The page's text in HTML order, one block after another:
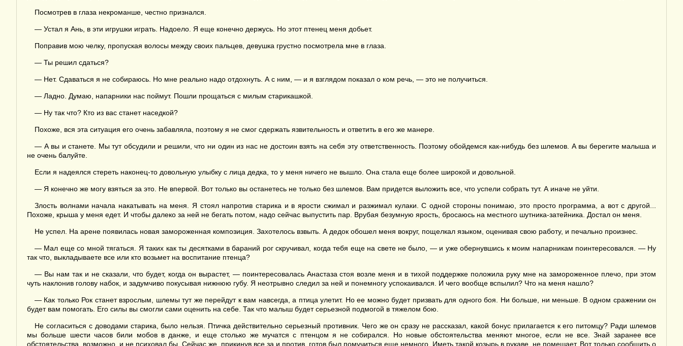
Посмотрев в глаза некроманше, честно признался.
— Устал я Ань, в эти игрушки играть. Надоело. Я еще конечно держусь. Но этот птенец меня добьет.
Поправив мою челку, пропуская волосы между своих пальцев, девушка грустно посмотрела мне в глаза.
— Ты решил сдаться?
— Нет. Сдаваться я не собираюсь. Но мне реально надо отдохнуть. А с ним, — и я взглядом показал о ком речь, — это не получиться.
— Ладно. Думаю, напарники нас поймут. Пошли прощаться с милым старикашкой.
— Ну так что? Кто из вас станет наседкой?
Похоже, вся эта ситуация его очень забавляла, поэтому я не смог сдержать язвительность и ответить в его же манере.
— А вы и станете. Мы тут обсудили и решили, что ни один из нас не достоин взять на себя эту ответственность. Поэтому обойдемся как-нибудь без шлемов. А вы берегите малыша и
не очень балуйте.
Если я надеялся стереть наконец-то довольную улыбку с лица дедка, то у меня ничего не вышло. Она стала еще более широкой и довольной.
— Я конечно же могу взяться за это. Не впервой. Вот только вы останетесь не только без шлемов. Вам придется выложить все, что успели собрать тут. А иначе не уйти.
Злость волнами начала накатывать на меня. Я стоял напротив старика и в ярости сжимал и разжимал кулаки. С одной стороны понимаю, это просто программа, а вот с другой...
Похоже, крыша у меня едет. И чтобы далеко за ней не бегать потом, надо сейчас выпустить пар. Врубая безумную ярость, бросаюсь на местного шутника-затейника. Достал он меня.
Не успел. На арене появилась новая замороженная композиция. Захотелось взвыть. А дедок обошел меня вокруг, пощелкал языком, оценивая свою работу, и печально произнес.
— Мал еще со мной тягаться. Я таких как ты десятками в бараний рог скручивал, когда тебя еще на свете не было, — и уже обернувшись к моим напарникам поинтересовался. — Ну
так что, выкладываете все или кто возьмет на воспитание птенца?
— Вы нам так и не сказали, что будет, когда он вырастет, — поинтересовалась Анастаза стоя возле меня и в тихой поддержке положила руку мне на замороженное плечо, при этом
чуть наклонив голову набок, и задумчиво покусывая нижнюю губу. Я неотрывно следил за ней и понемногу успокаивался. И чего вообще вспылил? Что на меня нашло?
— Как только Рок станет взрослым, шлемы тут же перейдут к вам навсегда, а птица улетит. Но ее можно будет призвать для одного боя. Ни больше, ни меньше. В одном сражении он
будет вам помогать. Его силы вы смогли сами оценить на себе. Так что малыш будет серьезной подмогой в тяжелом бою.
Не согласиться с доводами старика, было нельзя. Птичка действительно серьезный противник. Чего же он сразу не рассказал, какой бонус прилагается к его питомцу? Ради шлемов
мы больше шести часов били мобов в данже, и еще столько же мучатся с птенцом я не собирался. Но новые обстоятельства меняют многое, если не все. Знай заранее все
обстоятельства, возможно, и не психовал бы. Сейчас же, прикинув все за и против, готов был помучиться еще немного. Иметь такой козырь в рукаве, не помешает. Вот только сообщить о